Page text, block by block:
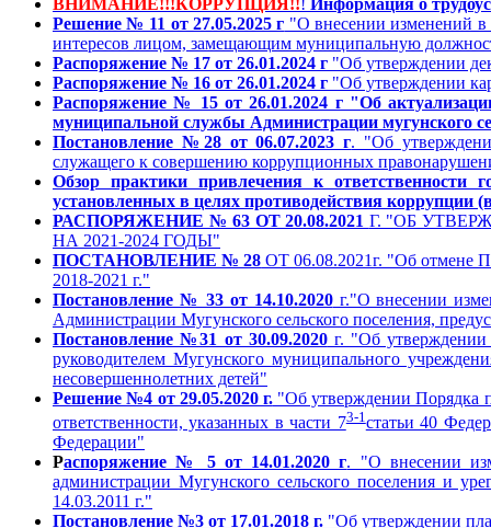
ВНИМАНИЕ!!!КОРРУПЦИЯ!!! Информация о
Решение № 11 от 27.05.2025 г "О внесении изменений в
интересов лицом, замещающим муниципальную
Распоряжение № 17 от 26.01.2024 г "Об утверждении
Распоряжение № 16 от 26.01.2024 г "Об утверждении
Распоряжение № 15 от 26.01.2024 г "Об
муниципальной службы Администрации мугунского
Постановление №28 от 06.07.2023 г. "Об
служащего к совершению коррупционных
Обзор практики привлечения к ответственности
установленных в целях противодействия коррупции
РАСПОРЯЖЕНИЕ № 63 ОТ 20.08.2021 Г. "ОБ
НА 2021-2024 ГОДЫ"
ПОСТАНОВЛЕНИЕ № 28 ОТ 06.08.2021г. "Об отмене
2018-2021 г."
Постановление № 33 от 14.10.2020г."О внесении
Администрации Мугунского сельского поселения,
Постановление №31 от 30.09.2020г. "Об утверждении
руководителем Мугунского муниципального
несовершеннолетних детей"
Решение №4 от 29.05.2020 г."Об утверждении Порядка
ответственности, указанных в части 73-1статьи 40
Федерации"
Распоряжение № 5 от 14.01.2020 г. "О внесении
администрации Мугунского сельского поселения и
14.03.2011 г."
Постановление №3 от 17.01.2018 г. "Об утверждении